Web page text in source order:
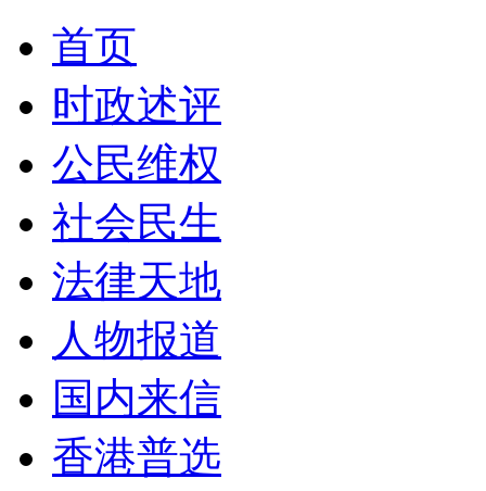
首页
时政述评
公民维权
社会民生
法律天地
人物报道
国内来信
香港普选